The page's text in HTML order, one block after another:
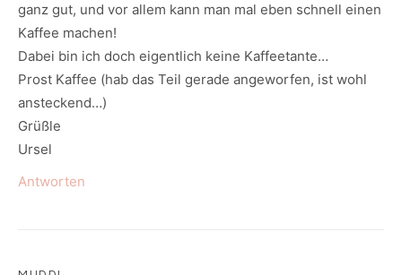
ganz gut, und vor allem kann man mal eben schnell einen
Kaffee machen!
Dabei bin ich doch eigentlich keine Kaffeetante…
Prost Kaffee (hab das Teil gerade angeworfen, ist wohl
ansteckend…)
Grüßle
Ursel
Antworten